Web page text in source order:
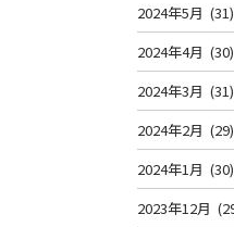
2024年5月 (31)
2024年4月 (30)
2024年3月 (31)
2024年2月 (29)
2024年1月 (30)
2023年12月